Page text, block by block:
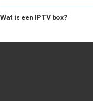
Wat is een IPTV box?